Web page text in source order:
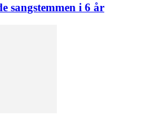
sangstemmen i 6 år